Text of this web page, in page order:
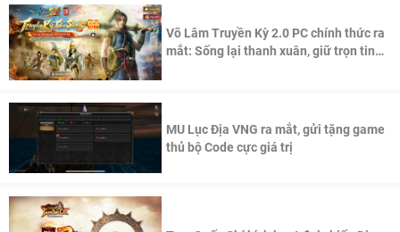
Võ Lâm Truyền Kỳ 2.0 PC chính thức ra
mắt: Sống lại thanh xuân, giữ trọn tinh
MU Lục Địa VNG ra mắt, gửi tặng game
thủ bộ Code cực giá trị